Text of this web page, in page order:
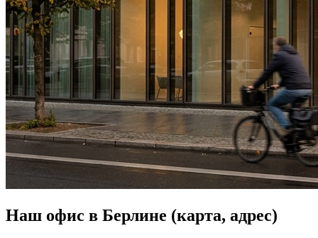
Наш офис в Берлине (карта, адрес)